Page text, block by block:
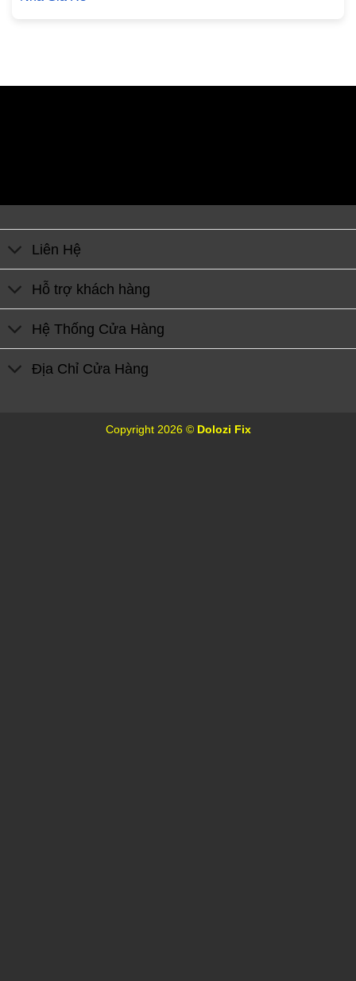
Liên Hệ
Hỗ trợ khách hàng
Hệ Thống Cửa Hàng
Địa Chỉ Cửa Hàng
Copyright 2026 © Dolozi Fix